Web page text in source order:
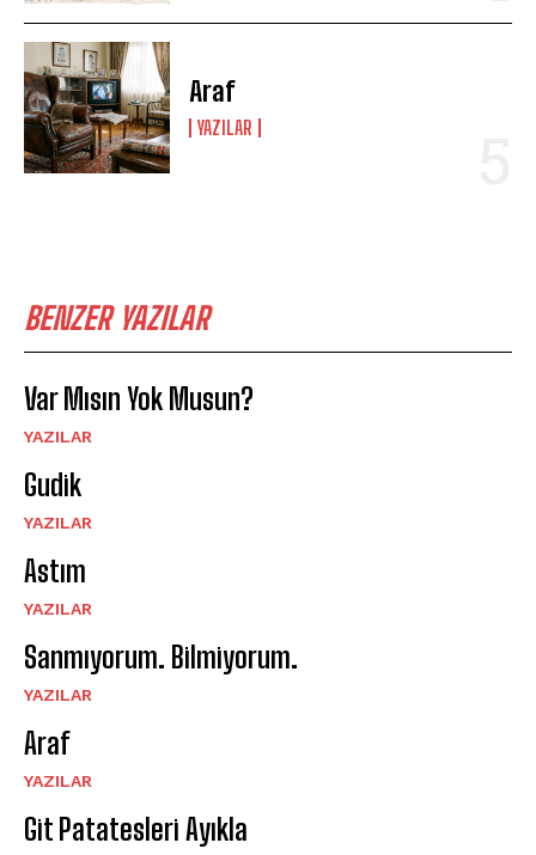
Araf
YAZILAR
BENZER YAZILAR
Var Mısın Yok Musun?
YAZILAR
Gudik
YAZILAR
Astım
YAZILAR
Sanmıyorum. Bilmiyorum.
YAZILAR
Araf
YAZILAR
Git Patatesleri Ayıkla